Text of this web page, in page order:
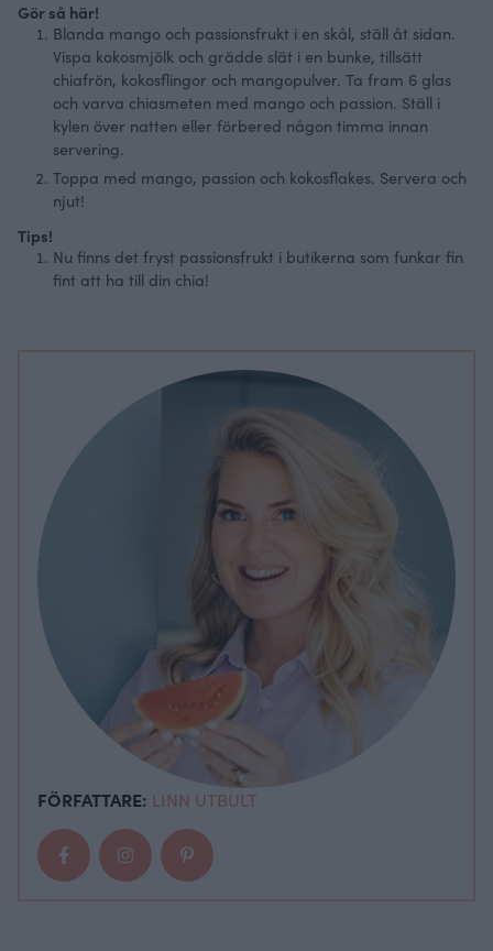
Gör så här!
Blanda mango och passionsfrukt i en skål, ställ åt sidan.
Vispa kokosmjölk och grädde slät i en bunke, tillsätt
chiafrön, kokosflingor och mangopulver. Ta fram 6 glas
och varva chiasmeten med mango och passion. Ställ i
kylen över natten eller förbered någon timma innan
servering.
Toppa med mango, passion och kokosflakes. Servera och
njut!
Tips!
Nu finns det fryst passionsfrukt i butikerna som funkar fin
fint att ha till din chia!
FÖRFATTARE: LINN UTBULT